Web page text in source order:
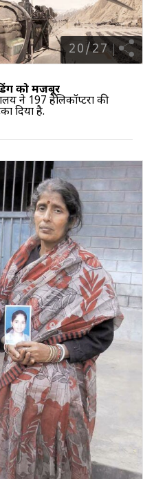
20/27
को मजबूर
ने 197 हेलिकॉप्टरों की
दिया है.